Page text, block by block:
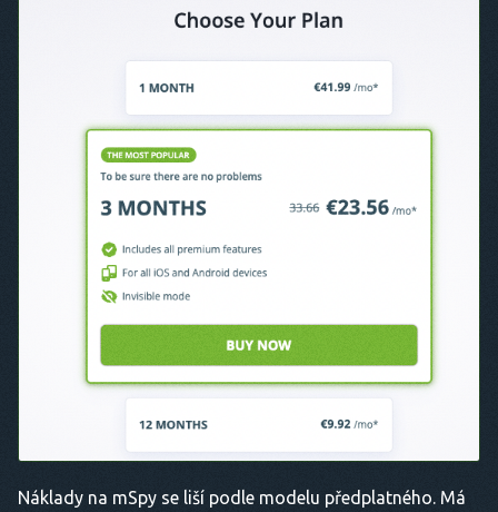
Náklady na mSpy se liší podle modelu předplatného. Má